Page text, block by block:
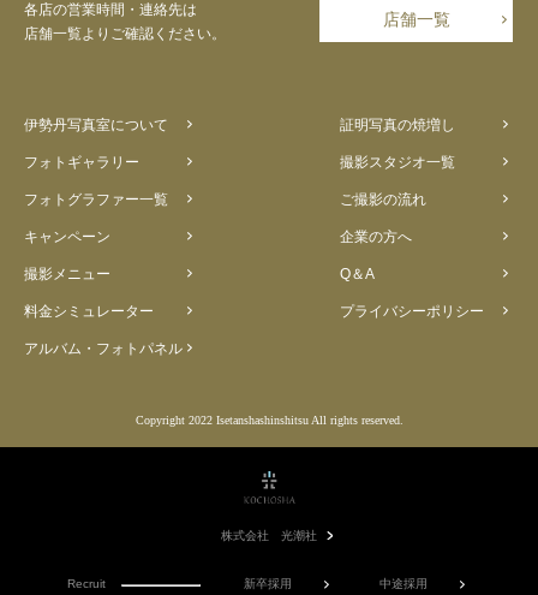
各店の営業時間・連絡先は
店舗一覧よりご確認ください。
店舗一覧
伊勢丹写真室について 証明写真の焼増し
フォトギャラリー 撮影スタジオ一覧
フォトグラファー一覧 ご撮影の流れ
キャンペーン 企業の方へ
撮影メニュー Q＆A
料金シミュレーター プライバシーポリシー
アルバム・フォトパネル
Copyright 2022 Isetanshashinshitsu All rights reserved.
株式会社 光潮社
Recruit 新卒採用 中途採用